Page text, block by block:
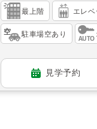
最上階 エレ
駐車場空あり
見学予約